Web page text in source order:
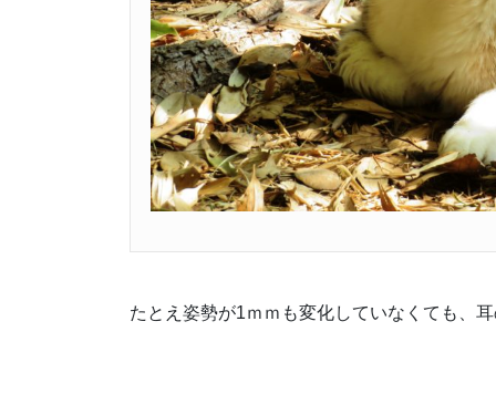
たとえ姿勢が1ｍｍも変化していなくても、